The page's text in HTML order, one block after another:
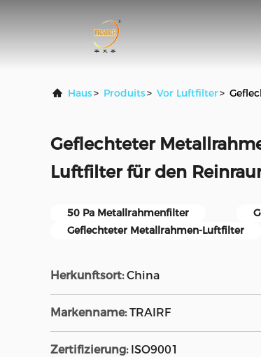
Haus> Produits> Vor Luftfilter>
Geflechteter
Luftfilter für den
50 Pa Metallrahmenfilter
Geflechteter Metallrahmen-Luftfilter
Herkunftsort: China
Markenname: TRAIRF
Zertifizierung: ISO9001